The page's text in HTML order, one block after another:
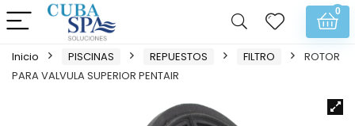
0
Inicio PISCINAS REPUESTOS FILTRO
ROTOR
PARA VALVULA SUPERIOR PENTAIR